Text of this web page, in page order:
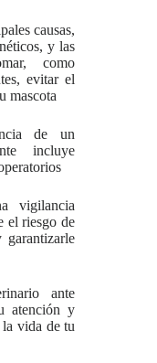
causas,
y las
como
evitar el
mascota
de un
incluye
vigilancia
el riesgo de
ante
atención y
vida de tu